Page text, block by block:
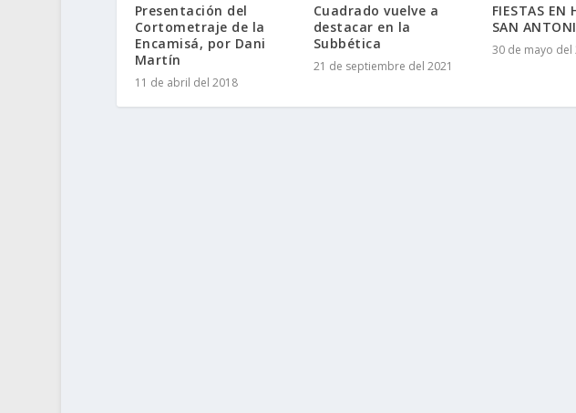
Presentación del
Cortometraje de la
Encamisá, por Dani
Martín
11 de abril del 2018
Cuadrado vuelve a
destacar en la
Subbética
21 de septiembre del 2021
FIESTAS EN
SAN
30 de mayo del